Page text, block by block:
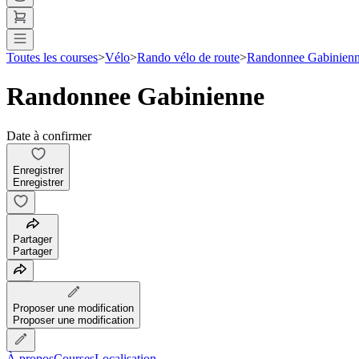
Toutes les courses>Vélo>Rando vélo de route>Randonnee
Randonnee Gabinienne
Date à confirmer
Enregistrer
Enregistrer
Partager
Partager
Proposer une modification
Proposer une modification